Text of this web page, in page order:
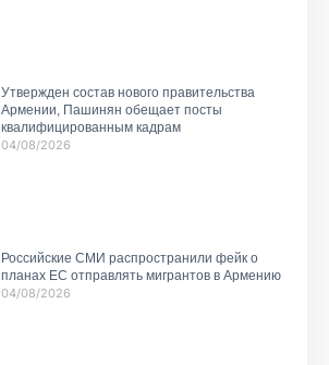
Утвержден состав нового правительства
Армении, Пашинян обещает посты
квалифицированным кадрам
04/08/2026
Российские СМИ распространили фейк о
планах ЕС отправлять мигрантов в Армению
04/08/2026